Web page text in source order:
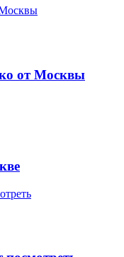
от Москвы